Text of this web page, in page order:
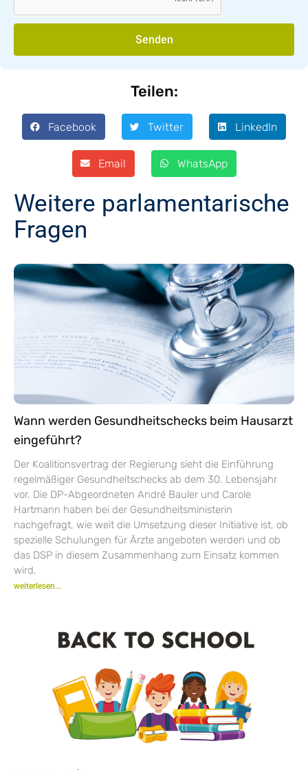
Senden
Teilen:
Facebook Twitter LinkedIn
Email WhatsApp
Weitere parlamentarische
Fragen
Wann werden Gesundheitschecks beim Hausarzt
eingeführt?
Der Koalitionsvertrag der Regierung sieht die Einführung
regelmäßiger Gesundheitschecks ab dem 30. Lebensjahr
vor. Die DP-Abgeordneten André Bauler und Carole
Hartmann haben bei der Gesundheitsministerin
nachgefragt, wie weit die Umsetzung dieser Initiative ist, ob
spezielle Schulungen für Ärzte angeboten werden und ob
das DSP in diesem Zusammenhang zum Einsatz kommen
wird.
weiterlesen...